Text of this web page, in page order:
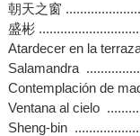
朝天之窗
盛彬
Atardecer en la
Salamandra
Contemplación de
Ventana al cielo
Sheng-bin